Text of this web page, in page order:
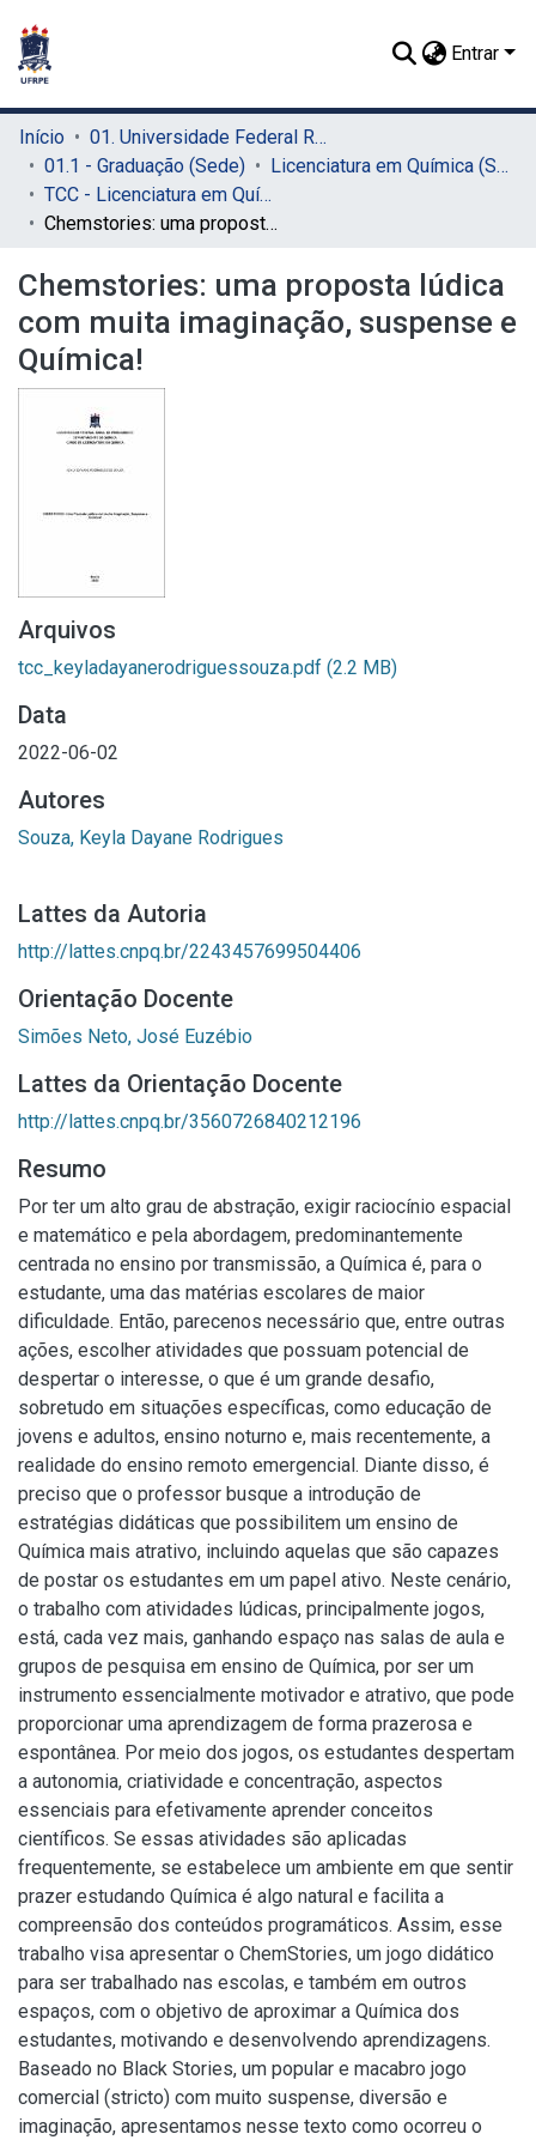
Entrar
Início
01. Universidade Federal Rural de Pernambuco - UFRPE (Sede)
01.1 - Graduação (Sede)
Licenciatura em Química (Sede)
TCC - Licenciatura em Química (Sede)
Chemstories: uma proposta lúdica com muita imaginação, suspense e Química!
Chemstories: uma proposta lúdica
com muita imaginação, suspense e
Química!
Arquivos
tcc_keyladayanerodriguessouza.pdf (2.2 MB)
Data
2022-06-02
Autores
Souza, Keyla Dayane Rodrigues
Lattes da Autoria
http://lattes.cnpq.br/2243457699504406
Orientação Docente
Simões Neto, José Euzébio
Lattes da Orientação Docente
http://lattes.cnpq.br/3560726840212196
Resumo
Por ter um alto grau de abstração, exigir raciocínio espacial
e matemático e pela abordagem, predominantemente
centrada no ensino por transmissão, a Química é, para o
estudante, uma das matérias escolares de maior
dificuldade. Então, parecenos necessário que, entre outras
ações, escolher atividades que possuam potencial de
despertar o interesse, o que é um grande desafio,
sobretudo em situações específicas, como educação de
jovens e adultos, ensino noturno e, mais recentemente, a
realidade do ensino remoto emergencial. Diante disso, é
preciso que o professor busque a introdução de
estratégias didáticas que possibilitem um ensino de
Química mais atrativo, incluindo aquelas que são capazes
de postar os estudantes em um papel ativo. Neste cenário,
o trabalho com atividades lúdicas, principalmente jogos,
está, cada vez mais, ganhando espaço nas salas de aula e
grupos de pesquisa em ensino de Química, por ser um
instrumento essencialmente motivador e atrativo, que pode
proporcionar uma aprendizagem de forma prazerosa e
espontânea. Por meio dos jogos, os estudantes despertam
a autonomia, criatividade e concentração, aspectos
essenciais para efetivamente aprender conceitos
científicos. Se essas atividades são aplicadas
frequentemente, se estabelece um ambiente em que sentir
prazer estudando Química é algo natural e facilita a
compreensão dos conteúdos programáticos. Assim, esse
trabalho visa apresentar o ChemStories, um jogo didático
para ser trabalhado nas escolas, e também em outros
espaços, com o objetivo de aproximar a Química dos
estudantes, motivando e desenvolvendo aprendizagens.
Baseado no Black Stories, um popular e macabro jogo
comercial (stricto) com muito suspense, diversão e
imaginação, apresentamos nesse texto como ocorreu o